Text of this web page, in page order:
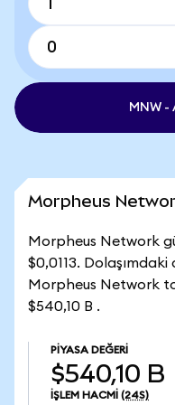
MNW -
Morpheus
Morpheus Network
$0,0113.
Morpheus Network
$540,10 B .
PIYASA DEĞERI
$540,10 B
İŞLEM HACMI (24S)